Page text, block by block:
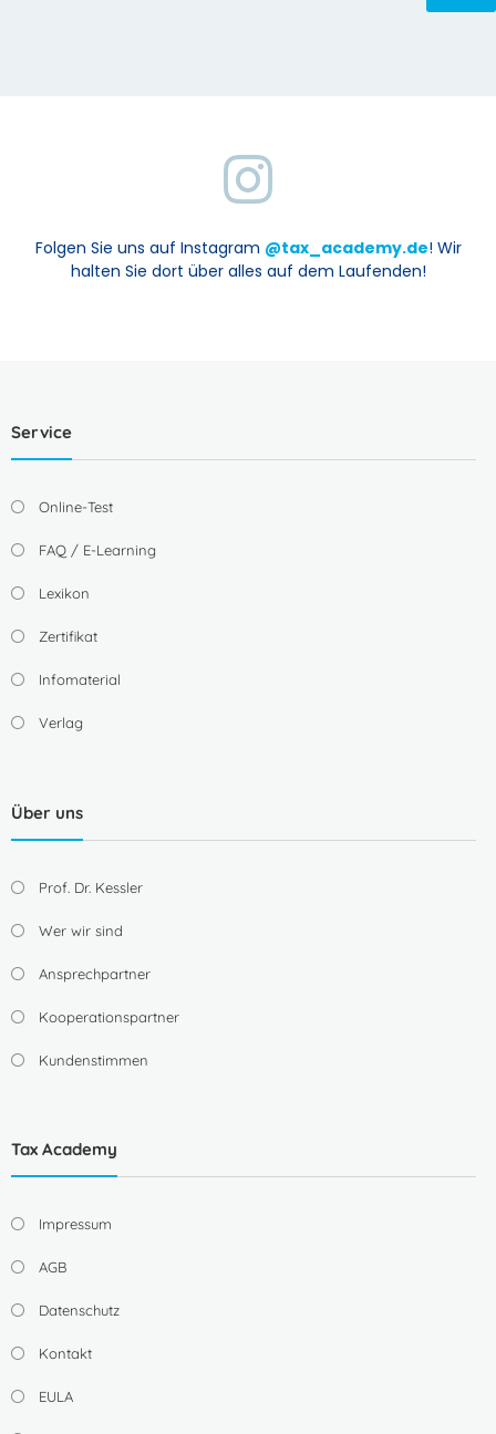
Folgen Sie uns auf Instagram @tax_academy.de! Wir
halten Sie dort über alles auf dem Laufenden!
Service
Online-Test
FAQ / E-Learning
Lexikon
Zertifikat
Infomaterial
Verlag
Über uns
Prof. Dr. Kessler
Wer wir sind
Ansprechpartner
Kooperationspartner
Kundenstimmen
Tax Academy
Impressum
AGB
Datenschutz
Kontakt
EULA